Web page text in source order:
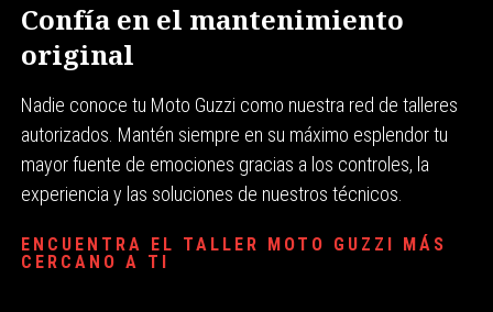
Confía en el mantenimiento
original
Nadie conoce tu Moto Guzzi como nuestra red de talleres
autorizados. Mantén siempre en su máximo esplendor tu
mayor fuente de emociones gracias a los controles, la
experiencia y las soluciones de nuestros técnicos.
ENCUENTRA EL TALLER MOTO GUZZI MÁS
CERCANO A TI